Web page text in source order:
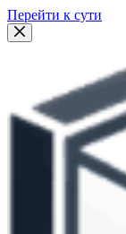
Перейти к сути